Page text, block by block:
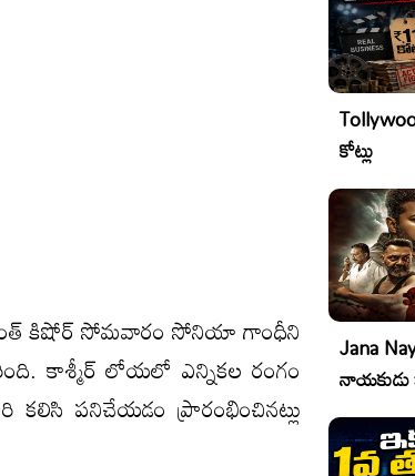
కిషోర్ సోమవారం సోనియా గాంధీని
కాశ్మీర్ లోయలో ఎన్నికల రంగం
పనిచేయడం ప్రారంభించినట్లు
కోట్లు
Jana
నాయకుడు
రేటింగ్!